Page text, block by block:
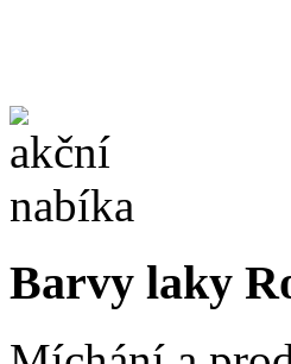
Barvy laky